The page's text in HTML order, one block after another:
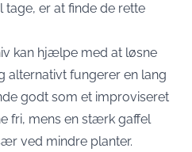
tage, er at finde de rette
kan hjælpe med at løsne
alternativt fungerer en lang
godt som et improviseret
fri, mens en stærk gaffel
ved mindre planter.